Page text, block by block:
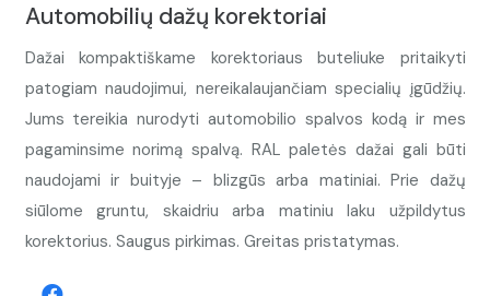
Automobilių dažų korektoriai
Dažai kompaktiškame korektoriaus buteliuke pritaikyti
patogiam naudojimui, nereikalaujančiam specialių įgūdžių.
Jums tereikia nurodyti automobilio spalvos kodą ir mes
pagaminsime norimą spalvą. RAL paletės dažai gali būti
naudojami ir buityje – blizgūs arba matiniai. Prie dažų
siūlome gruntu, skaidriu arba matiniu laku užpildytus
korektorius. Saugus pirkimas. Greitas pristatymas.